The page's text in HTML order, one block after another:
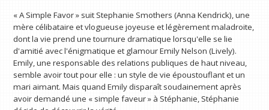
« A Simple Favor » suit Stephanie Smothers (Anna Kendrick), une
mère célibataire et vlogueuse joyeuse et légèrement maladroite,
dont la vie prend une tournure dramatique lorsqu'elle se lie
d'amitié avec l'énigmatique et glamour Emily Nelson (Lively).
Emily, une responsable des relations publiques de haut niveau,
semble avoir tout pour elle : un style de vie époustouflant et un
mari aimant. Mais quand Emily disparaît soudainement après
avoir demandé une « simple faveur » à Stéphanie, Stéphanie